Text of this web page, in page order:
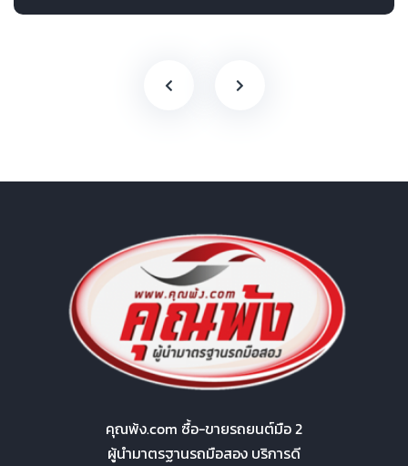
คุณพ้ง.com ซื้อ-ขายรถยนต์มือ 2
ผู้นำมาตรฐานรถมือสอง บริการดี